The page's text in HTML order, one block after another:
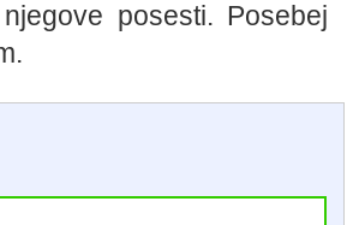
posesti. Posebej